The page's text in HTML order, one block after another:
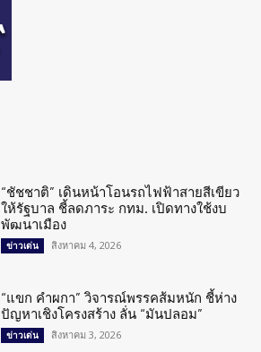
“ชัชชาติ” เดินหน้าโอนรถไฟฟ้าสายสีเขียว
ให้รัฐบาล ชี้ลดภาระ กทม. เปิดทางใช้งบ
พัฒนาเมือง
ข่าวเด่น สิงหาคม 4, 2026
“แขก คำผกา” วิจารณ์พรรคส้มหนัก ชี้ห่าง
ปัญหาเชิงโครงสร้าง ลั่น “มันปลอม”
ข่าวเด่น สิงหาคม 3, 2026